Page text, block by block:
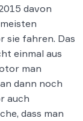
davon
sie fahren. Das
einmal aus
man
dann noch
auch
dass man